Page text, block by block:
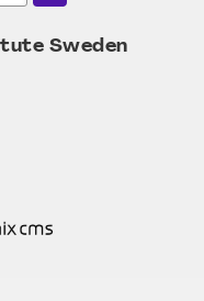
Sweden